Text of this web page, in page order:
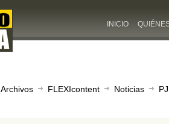
INICIO
Archivos FLEXIcontent Noticias